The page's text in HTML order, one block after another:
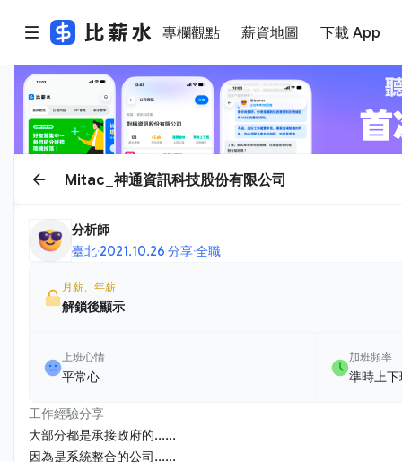
專欄觀點 薪資地圖 下載 App
Mitac_神通資訊科技股份有限公司
分析師
臺北·2021.10.26 分享·全職
月薪、年薪
解鎖後顯示
上班心情
平常心
加班頻率
準時上下
工作經驗分享
大部分都是承接政府的......
因為是系統整合的公司......